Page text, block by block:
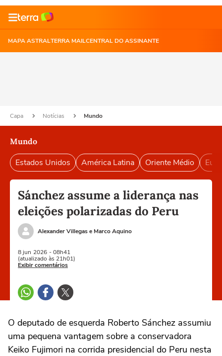
MAPA ASTRALTERRA MAILCENTRAL DO ASSINANTE
Capa Notícias Mundo
Mundo
Estados Unidos América Latina Oriente Médio
Sánchez assume a liderança nas
eleições polarizadas do Peru
Alexander Villegas e Marco Aquino
8 jun 2026 - 08h41
(atualizado às 21h01)
Exibir comentários
O deputado de esquerda Roberto Sánchez ‌assumiu
uma pequena vantagem sobre a conservadora
Keiko Fujimori na corrida presidencial do Peru nesta